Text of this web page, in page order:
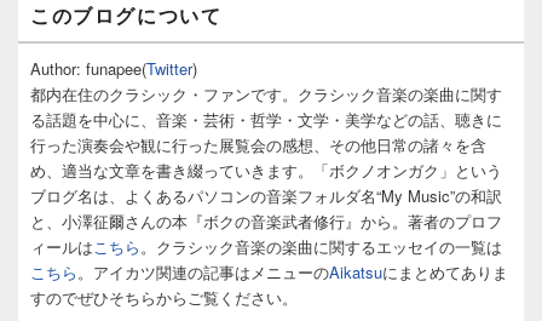
ン
サ
イ
バ
ー
ウ
ィ
ト
このブログについて
Author: funapee(Twitter)
都内在住のクラシック・ファンです。クラシック音楽の楽曲に関す
る話題を中心に、音楽・芸術・哲学・文学・美学などの話、聴きに
行った演奏会や観に行った展覧会の感想、その他日常の諸々を含
め、適当な文章を書き綴っていきます。「ボクノオンガク」という
ブログ名は、よくあるパソコンの音楽フォルダ名“My Music”の和訳
と、小澤征爾さんの本『ボクの音楽武者修行』から。著者のプロフ
ィールはこちら。クラシック音楽の楽曲に関するエッセイの一覧は
こちら。アイカツ関連の記事はメニューのAikatsuにまとめてありま
すのでぜひそちらからご覧ください。